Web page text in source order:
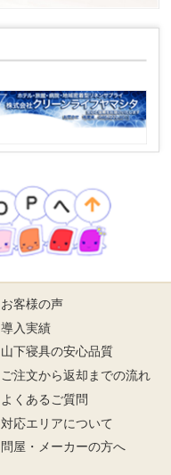
お客様の声
導入実績
山下寝具の安心品質
ご注文から返却までの流れ
よくあるご質問
対応エリアについて
問屋・メーカーの方へ